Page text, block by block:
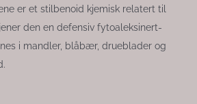
er et stilbenoid kjemisk relatert til
den en defensiv fytoaleksinert-
i mandler, blåbær, drueblader og